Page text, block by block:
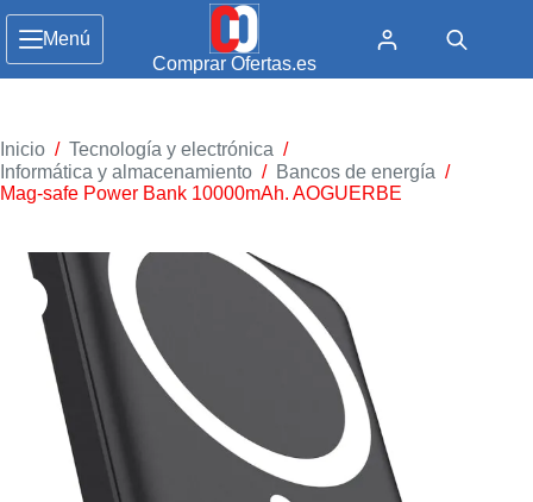
Menú
Comprar Ofertas.es
Inicio / Tecnología y electrónica /
Informática y almacenamiento / Bancos de energía /
Mag-safe Power Bank 10000mAh. AOGUERBE